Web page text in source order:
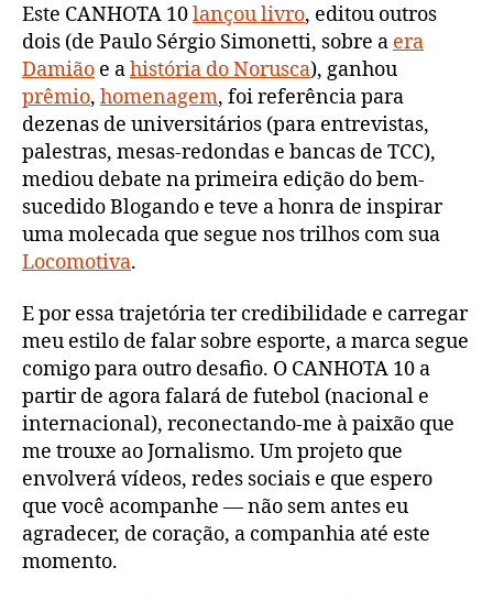
Este CANHOTA 10lançou livro, editou outros
dois (de Paulo Sérgio Simonetti, sobre a era
Damião e ahistória do Norusca), ganhou
prêmio, homenagem, foi referência para
dezenas de universitários (para entrevistas,
palestras, mesas-redondas e bancas de TCC),
mediou debate na primeira edição do bem-
sucedido Blogando e teve a honra de inspirar
uma molecada que segue nos trilhos com sua
Locomotiva.
E por essa trajetória ter credibilidade e carregar
meu estilo de falar sobre esporte, a marca segue
comigo para outro desafio. O CANHOTA 10 a
partir de agora falará de futebol (nacional e
internacional), reconectando-me à paixão que
me trouxe ao Jornalismo. Um projeto que
envolverá vídeos, redes sociais e que espero
que você acompanhe — não sem antes eu
agradecer, de coração, a companhia até este
momento.